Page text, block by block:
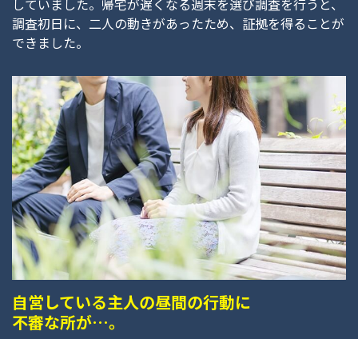
調査初日に、二人の動きがあったため、証拠を得ることが
できました。
自営している主人の昼間の行動に
不審な所が…。